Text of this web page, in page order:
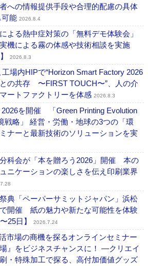
への情報提供手段や合理的配慮の具体
能 2026.8.4
る熱中症対策の「無料デモ体験会」
機による霧の体感や技術相談を実施
2026.8.3
場内HIPで“Horizon Smart Factory 2026
の共存 〜FIRST TOUCH〜”、人の介
ートファクトリーを体感 2026.8.3
を開催 「Green Printing Evolution
戦略」 経営・労働・地球の3つの「環
ナーと最新技術のソリューションを実
科会が「本を贈ろう2026」開催 本の
ニケーションの楽しさを伝え印刷業界
典「ペーパーサミットジャパン」浜松
開催 紙の魅力や新たな可能性を体験
25日】
2026.7.24
場の商機を探るオンラインセミナー
』をビジネスチャンスに！ ―クリエイ
・特殊加工で探る、高付加価値グッズ